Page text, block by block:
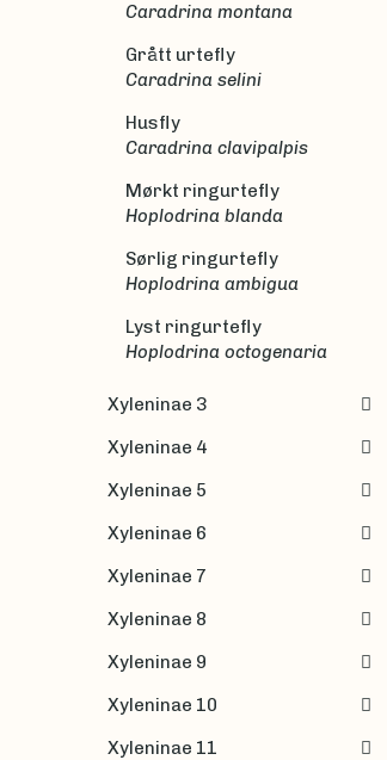
Caradrina montana
Grått urtefly
Caradrina selini
Husfly
Caradrina clavipalpis
Mørkt ringurtefly
Hoplodrina blanda
Sørlig ringurtefly
Hoplodrina ambigua
Lyst ringurtefly
Hoplodrina octogenaria
Xyleninae 3
Xyleninae 4
Xyleninae 5
Xyleninae 6
Xyleninae 7
Xyleninae 8
Xyleninae 9
Xyleninae 10
Xyleninae 11